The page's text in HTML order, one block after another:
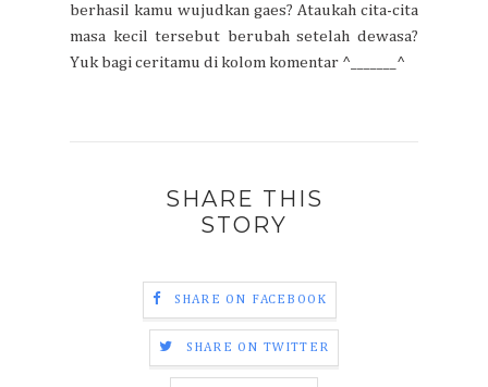
berhasil kamu wujudkan gaes? Ataukah cita-cita
masa kecil tersebut berubah setelah dewasa?
Yuk bagi ceritamu di kolom komentar ^_______^
SHARE THIS
STORY
SHARE ON FACEBOOK
SHARE ON TWITTER